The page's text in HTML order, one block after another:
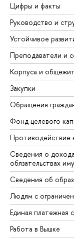
Цифры и факты
Руководство и
Устойчивое
Преподаватели и
Корпуса и
Закупки
Обращения
Фонд целевого
Противодействие
Сведения о
обязательствах
Сведения об
Людям с
Единая платежная
Работа в Вышке